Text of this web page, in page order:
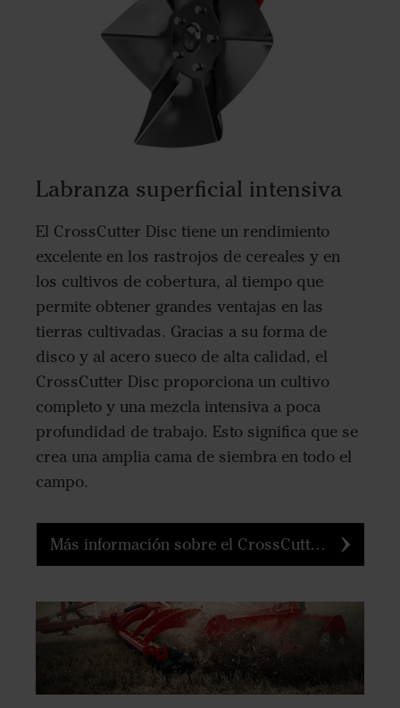
Labranza superficial intensiva
El CrossCutter Disc tiene un rendimiento
excelente en los rastrojos de cereales y en
los cultivos de cobertura, al tiempo que
permite obtener grandes ventajas en las
tierras cultivadas. Gracias a su forma de
disco y al acero sueco de alta calidad, el
CrossCutter Disc proporciona un cultivo
completo y una mezcla intensiva a poca
profundidad de trabajo. Esto significa que se
crea una amplia cama de siembra en todo el
campo.
Más información sobre el CrossCutter Disc